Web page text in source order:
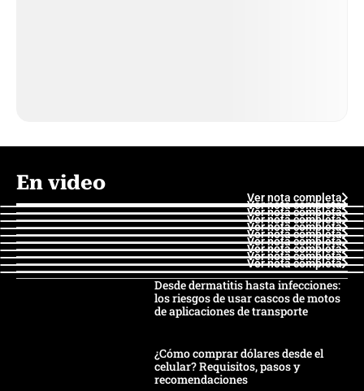
En video
Ver nota completa
Ver nota completa
Ver nota completa
Ver nota completa
Ver nota completa
Ver nota completa
Ver nota completa
Ver nota completa
Ver nota completa
Ver nota completa
Desde dermatitis hasta infecciones:
los riesgos de usar cascos de motos
de aplicaciones de transporte
¿Cómo comprar dólares desde el
celular? Requisitos, pasos y
recomendaciones